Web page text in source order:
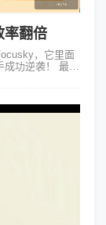
率翻倍
，它里面
成功逆袭！ 最近